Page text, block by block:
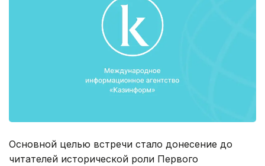
Основной целью встречи стало донесение до
читателей исторической роли Первого